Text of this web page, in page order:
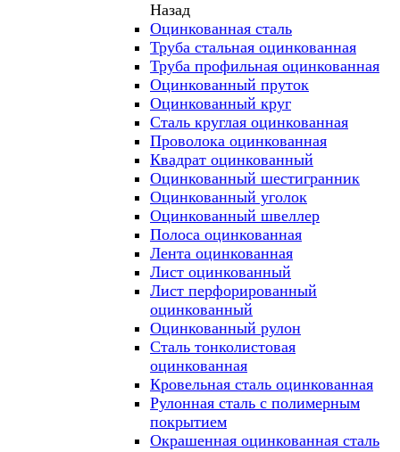
Назад
Оцинкованная сталь
Труба стальная оцинкованная
Труба профильная оцинкованная
Оцинкованный пруток
Оцинкованный круг
Сталь круглая оцинкованная
Проволока оцинкованная
Квадрат оцинкованный
Оцинкованный шестигранник
Оцинкованный уголок
Оцинкованный швеллер
Полоса оцинкованная
Лента оцинкованная
Лист оцинкованный
Лист перфорированный
оцинкованный
Оцинкованный рулон
Сталь тонколистовая
оцинкованная
Кровельная сталь оцинкованная
Рулонная сталь с полимерным
покрытием
Окрашенная оцинкованная сталь